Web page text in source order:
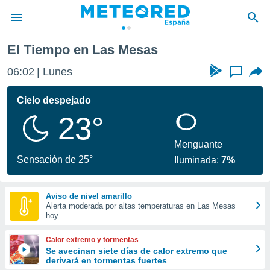
de
por
se
calidad.
a este
las
y
forma
digital
basada
El Tiempo en Las Mesas
06:02 Lunes ...
Cielo despejado
23°
Sensación de 25°
Menguante
Iluminada:7%
Aviso de nivel amarillo
Alerta moderada por altas temperaturas en Las Mesas
hoy
Calor extremo y tormentas
Se avecinan siete días de calor extremo que
derivará en tormentas fuertes